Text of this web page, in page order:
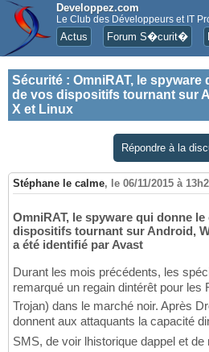
Developpez.com
Le Club des Développeurs et IT
Actus Forum S�curit�
Sécurité : OmniRAT, le
de vos dispositifs tournant sur
X et Linux
Répondre à la
Stéphane le calme, le 06/11/2015 à
OmniRAT, le spyware qui donne
dispositifs tournant sur Android,
a été identifié par Avast
Durant les mois précédents, les
remarqué un regain dintérêt pour
Trojan) dans le marché noir. Après
donnent aux attaquants la capacité
SMS, de voir lhistorique dappel et